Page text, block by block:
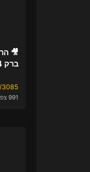
🎥
ברק 10-10-2024
991 צפיות